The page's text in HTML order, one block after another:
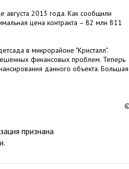
августа 2013 года. Как сообщили
цена контракта – 82 млн 811
в микрорайоне "Кристалл".
финансовых проблем. Теперь
данного объекта. Большая
признана